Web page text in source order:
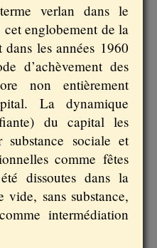
verlan dans le
englobement de la
les années 1960
d’achèvement des
non entièrement
La dynamique
du capital les
sociale et
comme fêtes
dissoutes dans la
sans substance,
intermédiation